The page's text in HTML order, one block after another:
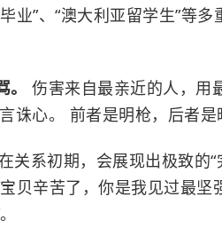
毕业”、“澳大利亚留学生”等多
。 伤害来自最亲近的人，用
诛心。 前者是明枪，后者是
关系初期，会展现出极致的“
贝辛苦了，你是我见过最坚